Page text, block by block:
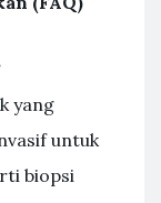
yang
untuk
biopsi